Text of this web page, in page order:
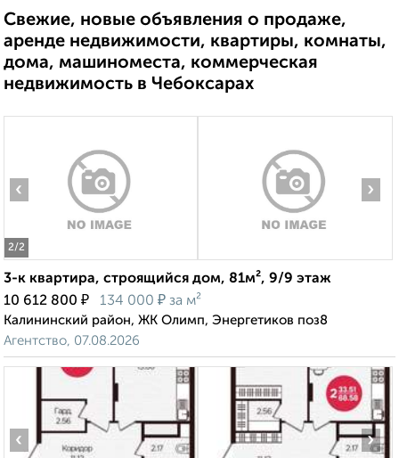
Свежие, новые объявления о продаже,
аренде недвижимости, квартиры, комнаты,
дома, машиноместа, коммерческая
недвижимость в Чебоксарах
2/2
‹ ›
3-к квартира, строящийся дом, 81м², 9/9 этаж
10 612 800 ₽ 134 000 ₽ за м²
Калининский район, ЖК Олимп, Энергетиков поз8
Агентство, 07.08.2026
‹ ›